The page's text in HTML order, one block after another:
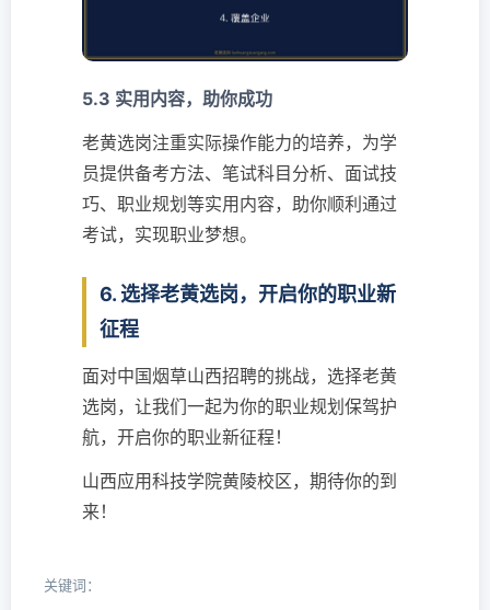
5.3 实用内容，助你成功
老黄选岗注重实际操作能力的培养，为学
员提供备考方法、笔试科目分析、面试技
巧、职业规划等实用内容，助你顺利通过
考试，实现职业梦想。
6. 选择老黄选岗，开启你的职业新
征程
面对中国烟草山西招聘的挑战，选择老黄
选岗，让我们一起为你的职业规划保驾护
航，开启你的职业新征程！
山西应用科技学院黄陵校区，期待你的到
来！
关键词：